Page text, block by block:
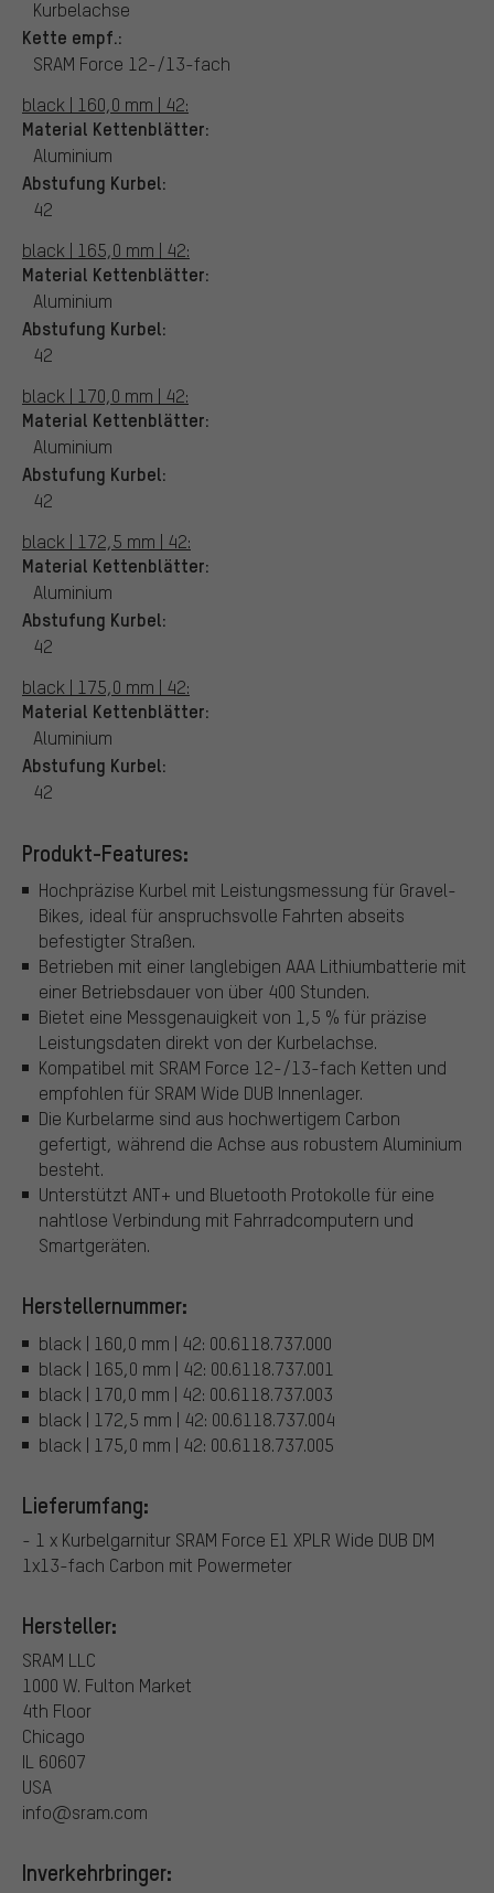
Kurbelachse
Kette empf.:
SRAM Force 12-/13-fach
black | 160,0 mm | 42:
Material Kettenblätter:
Aluminium
Abstufung Kurbel:
42
black | 165,0 mm | 42:
Material Kettenblätter:
Aluminium
Abstufung Kurbel:
42
black | 170,0 mm | 42:
Material Kettenblätter:
Aluminium
Abstufung Kurbel:
42
black | 172,5 mm | 42:
Material Kettenblätter:
Aluminium
Abstufung Kurbel:
42
black | 175,0 mm | 42:
Material Kettenblätter:
Aluminium
Abstufung Kurbel:
42
Produkt-Features:
Hochpräzise Kurbel mit Leistungsmessung für Gravel-
Bikes, ideal für anspruchsvolle Fahrten abseits
befestigter Straßen.
Betrieben mit einer langlebigen AAA Lithiumbatterie mit
einer Betriebsdauer von über 400 Stunden.
Bietet eine Messgenauigkeit von 1,5 % für präzise
Leistungsdaten direkt von der Kurbelachse.
Kompatibel mit SRAM Force 12-/13-fach Ketten und
empfohlen für SRAM Wide DUB Innenlager.
Die Kurbelarme sind aus hochwertigem Carbon
gefertigt, während die Achse aus robustem Aluminium
besteht.
Unterstützt ANT+ und Bluetooth Protokolle für eine
nahtlose Verbindung mit Fahrradcomputern und
Smartgeräten.
Herstellernummer:
black | 160,0 mm | 42: 00.6118.737.000
black | 165,0 mm | 42: 00.6118.737.001
black | 170,0 mm | 42: 00.6118.737.003
black | 172,5 mm | 42: 00.6118.737.004
black | 175,0 mm | 42: 00.6118.737.005
Lieferumfang:
- 1 x Kurbelgarnitur SRAM Force E1 XPLR Wide DUB DM
1x13-fach Carbon mit Powermeter
Hersteller:
SRAM LLC
1000 W. Fulton Market
4th Floor
Chicago
IL 60607
USA
info@sram.com
Inverkehrbringer: